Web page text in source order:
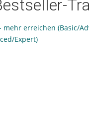
mehr erreichen (Basic/
Expert)